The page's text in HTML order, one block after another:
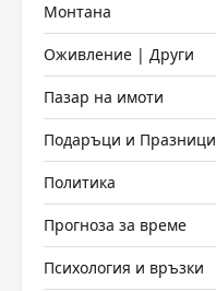
Монтана
Оживление | Други
Пазар на имоти
Подаръци и Празници
Политика
Прогноза за време
Психология и връзки